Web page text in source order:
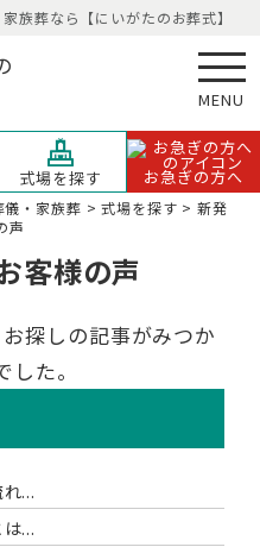
族葬なら【にいがたのお葬式】
MENU
式場を探す お急ぎの方へ
儀・家族葬 >式場を探す >新発
声
客様の声
探しの記事がみつか
した。
...
...